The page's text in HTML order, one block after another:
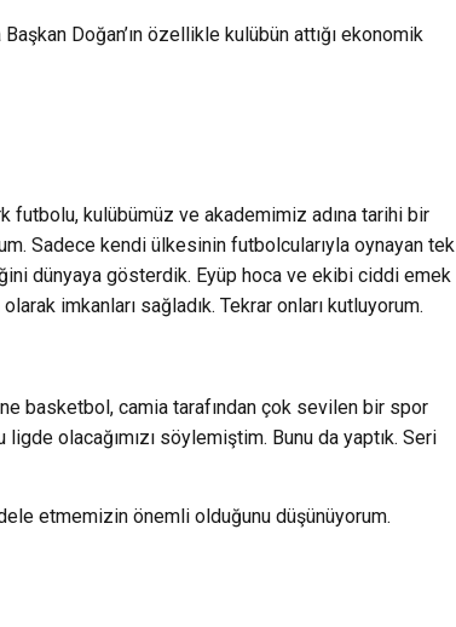
Doğan’ın özellikle kulübün attığı ekonomik
futbolu, kulübümüz ve akademimiz adına tarihi bir
Sadece kendi ülkesinin futbolcularıyla oynayan tek
dünyaya gösterdik. Eyüp hoca ve ekibi ciddi emek
imkanları sağladık. Tekrar onları kutluyorum.
basketbol, camia tarafından çok sevilen bir spor
olacağımızı söylemiştim. Bunu da yaptık. Seri
etmemizin önemli olduğunu düşünüyorum.